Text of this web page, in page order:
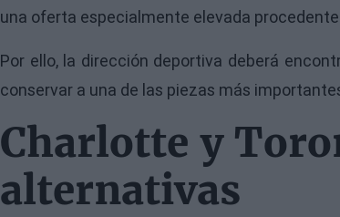
una oferta especialmente elevada
Por ello, la dirección deportiva deberá
conservar a una de las piezas más
Charlotte y
alternativas